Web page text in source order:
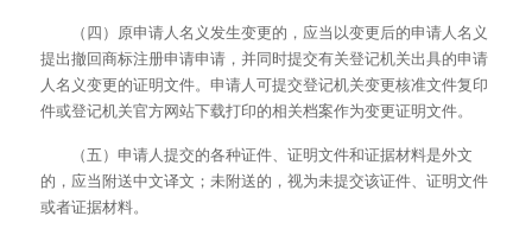
（四）原申请人名义发生变更的，应当以变更后的申请人名义
提出撤回商标注册申请申请，并同时提交有关登记机关出具的申请
人名义变更的证明文件。申请人可提交登记机关变更核准文件复印
件或登记机关官方网站下载打印的相关档案作为变更证明文件。
（五）申请人提交的各种证件、证明文件和证据材料是外文
的，应当附送中文译文；未附送的，视为未提交该证件、证明文件
或者证据材料。